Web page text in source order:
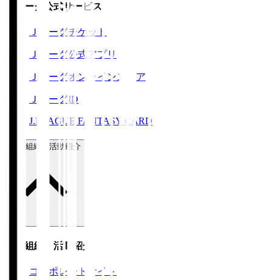
Ｊリーグ公式サービス
Ｊリーグチケット
Ｊリーグ公式アプリ
Ｊリーグオンラインストア
ＪリーグID
J.LEAGUE FANTASY CARD
運営組織・活動紹介
運営組織・活動紹介
コーポレートサイト